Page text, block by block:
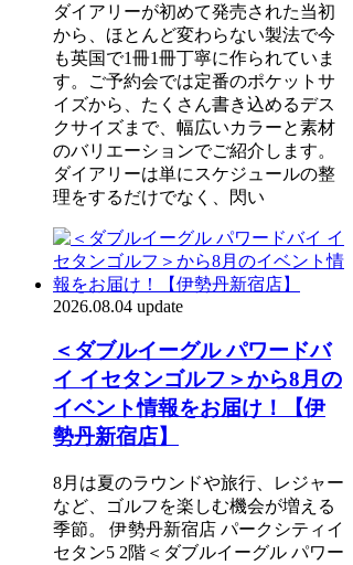
ダイアリーが初めて発売された当初
から、ほとんど変わらない製法で今
も英国で1冊1冊丁寧に作られていま
す。ご予約会では定番のポケットサ
イズから、たくさん書き込めるデス
クサイズまで、幅広いカラーと素材
のバリエーションでご紹介します。
ダイアリーは単にスケジュールの整
理をするだけでなく、閃い
2026.08.04 update
＜ダブルイーグル パワードバ
イ イセタンゴルフ＞から8月の
イベント情報をお届け！【伊
勢丹新宿店】
8月は夏のラウンドや旅行、レジャー
など、ゴルフを楽しむ機会が増える
季節。 伊勢丹新宿店 パークシティイ
セタン5 2階＜ダブルイーグル パワー